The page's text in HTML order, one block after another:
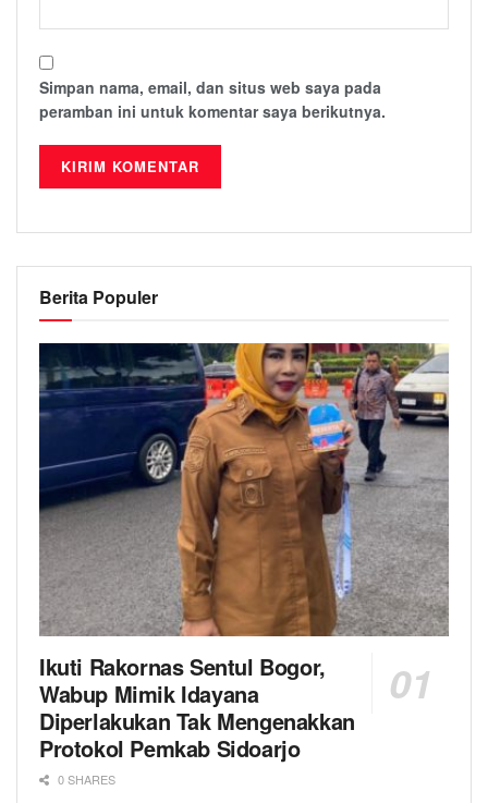
Simpan nama, email, dan situs web saya pada
peramban ini untuk komentar saya berikutnya.
Berita Populer
Ikuti Rakornas Sentul Bogor,
Wabup Mimik Idayana
Diperlakukan Tak Mengenakkan
Protokol Pemkab Sidoarjo
0 SHARES